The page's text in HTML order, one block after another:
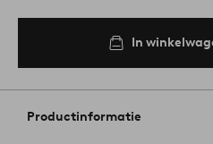
In
Productinformatie